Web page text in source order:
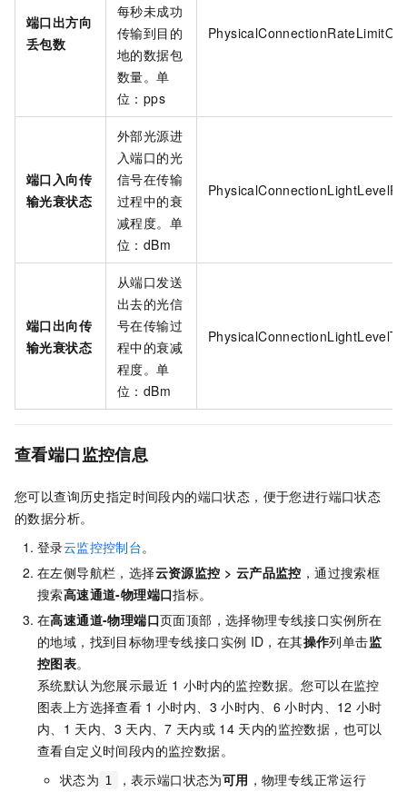
端口出方向
丢包数
每秒未成功
传输到目的
地的数据包
数量。单
位：pps
端口入向传
输光衰状态
外部光源进
入端口的光
信号在传输
过程中的衰
减程度。单
位：dBm
PhysicalConnectionLightLevelRx
端口出向传
输光衰状态
从端口发送
出去的光信
号在传输过
程中的衰减
程度。单
位：dBm
PhysicalConnectionLightLevelTx
查看端口监控信息
您可以查询历史指定时间段内的端口状态，便于您进行端口状态
的数据分析。
登录云监控控制台。
在左侧导航栏，选择云资源监控 > 云产品监控 ，通过搜索框
搜索高速通道-物理端口指标。
在高速通道-物理端口页面顶部，选择物理专线接口实例所在
的地域，找到目标物理专线接口实例 ID，在其操作列单击监
控图表。
系统默认为您展示最近 1 小时内的监控数据。您可以在监控
图表上方选择查看 1 小时内、3 小时内、6 小时内、12 小时
内、1 天内、3 天内、7 天内或 14 天内的监控数据，也可以
查看自定义时间段内的监控数据。
状态为 1 ，表示端口状态为可用 ，物理专线正常运行